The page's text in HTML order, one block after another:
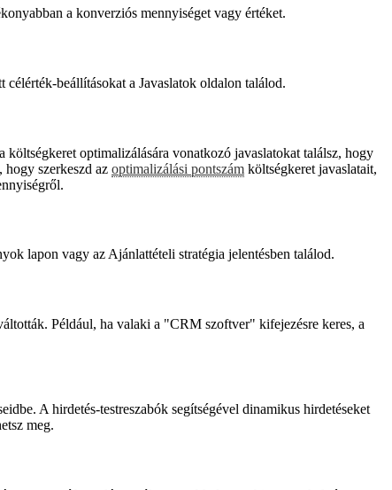
a konverziós mennyiséget vagy értéket.
beállításokat a Javaslatok oldalon találod.
optimalizálására vonatkozó javaslatokat találsz, hogy
szerkeszd az optimalizálási pontszám költségkeret javaslatait,
lapon vagy az Ajánlattételi stratégia jelentésben találod.
Például, ha valaki a "CRM szoftver" kifejezésre keres, a
A hirdetés-testreszabók segítségével dinamikus hirdetéseket
meg.